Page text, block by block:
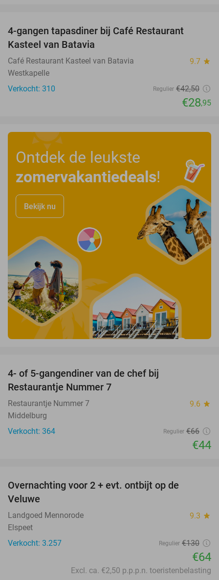
4-gangen tapasdiner bij Café Restaurant
Kasteel van Batavia
Café Restaurant Kasteel van Batavia 9.7 star
Westkapelle
Verkocht: 310
Regulier €42,50
€28,95
Ontdek de leukste
zomervakantiedeals!
Bekijk nu
4- of 5-gangendiner van de chef bij
Restaurantje Nummer 7
Restaurantje Nummer 7 9.6 star
Middelburg
Verkocht: 364
Regulier €66
€44
Overnachting voor 2 + evt. ontbijt op de
Veluwe
Landgoed Mennorode 9.3 star
Elspeet
Verkocht: 3.257
Regulier €130
€64
Excl. ca. €2,50 p.p.p.n. toeristenbelasting